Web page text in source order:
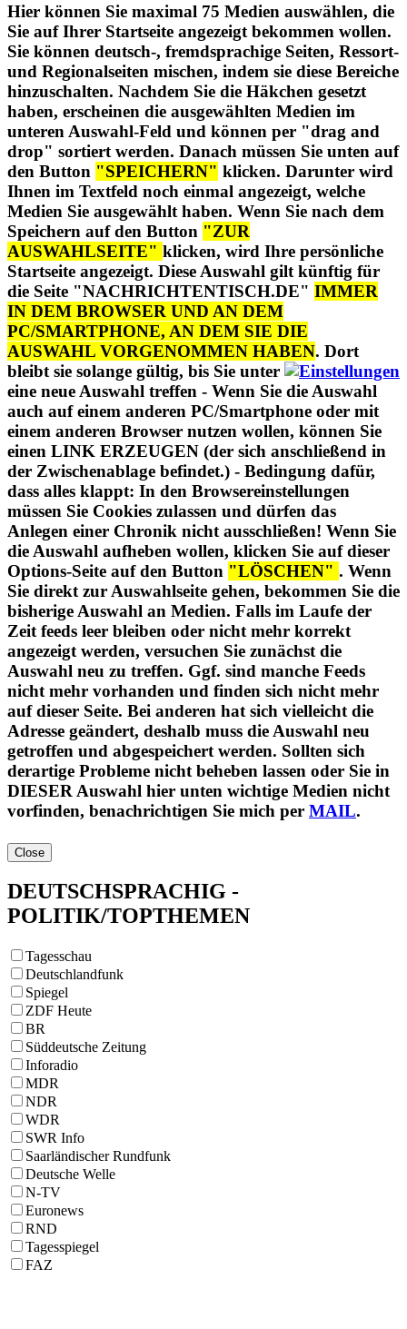
Hier können Sie maximal 75 Medien auswählen, die
Sie auf Ihrer Startseite angezeigt bekommen wollen.
Sie können deutsch-, fremdsprachige Seiten, Ressort-
und Regionalseiten mischen, indem sie diese Bereiche
hinzuschalten. Nachdem Sie die Häkchen gesetzt
haben, erscheinen die ausgewählten Medien im
unteren Auswahl-Feld und können per "drag and
drop" sortiert werden. Danach müssen Sie unten auf
den Button "SPEICHERN" klicken. Darunter wird
Ihnen im Textfeld noch einmal angezeigt, welche
Medien Sie ausgewählt haben. Wenn Sie nach dem
Speichern auf den Button "ZUR
AUSWAHLSEITE" klicken, wird Ihre persönliche
Startseite angezeigt. Diese Auswahl gilt künftig für
die Seite "NACHRICHTENTISCH.DE" IMMER
IN DEM BROWSER UND AN DEM
PC/SMARTPHONE, AN DEM SIE DIE
AUSWAHL VORGENOMMEN HABEN. Dort
bleibt sie solange gültig, bis Sie unter
eine neue Auswahl treffen - Wenn Sie die Auswahl
auch auf einem anderen PC/Smartphone oder mit
einem anderen Browser nutzen wollen, können Sie
einen LINK ERZEUGEN (der sich anschließend in
der Zwischenablage befindet.) - Bedingung dafür,
dass alles klappt: In den Browsereinstellungen
müssen Sie Cookies zulassen und dürfen das
Anlegen einer Chronik nicht ausschließen! Wenn Sie
die Auswahl aufheben wollen, klicken Sie auf dieser
Options-Seite auf den Button "LÖSCHEN" . Wenn
Sie direkt zur Auswahlseite gehen, bekommen Sie die
bisherige Auswahl an Medien. Falls im Laufe der
Zeit feeds leer bleiben oder nicht mehr korrekt
angezeigt werden, versuchen Sie zunächst die
Auswahl neu zu treffen. Ggf. sind manche Feeds
nicht mehr vorhanden und finden sich nicht mehr
auf dieser Seite. Bei anderen hat sich vielleicht die
Adresse geändert, deshalb muss die Auswahl neu
getroffen und abgespeichert werden. Sollten sich
derartige Probleme nicht beheben lassen oder Sie in
DIESER Auswahl hier unten wichtige Medien nicht
vorfinden, benachrichtigen Sie mich per MAIL.
DEUTSCHSPRACHIG -
POLITIK/TOPTHEMEN
Tagesschau
Deutschlandfunk
Spiegel
ZDF Heute
BR
Süddeutsche Zeitung
Inforadio
MDR
NDR
WDR
SWR Info
Saarländischer Rundfunk
Deutsche Welle
N-TV
Euronews
RND
Tagesspiegel
FAZ